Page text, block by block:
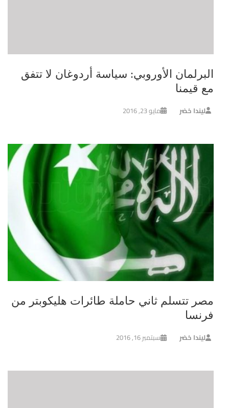
البرلمان الأوروبي: سياسة أردوغان لا تتفق
مع قيمنا
ليندا خضر مايو 23, 2016
مصر تتسلم ثاني حاملة طائرات هليكوبتر من
فرنسا
ليندا خضر سبتمبر 16, 2016